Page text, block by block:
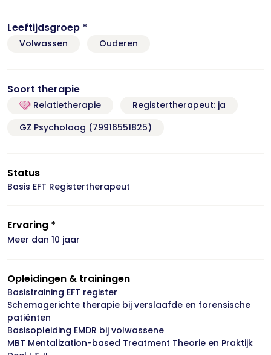
Leeftijdsgroep *
Volwassen Ouderen
Soort therapie
Relatietherapie
Registertherapeut: ja
GZ Psycholoog (79916551825)
Status
Basis EFT Registertherapeut
Ervaring *
Meer dan 10 jaar
Opleidingen & trainingen
Basistraining EFT register
Schemagerichte therapie bij verslaafde en forensische
patiënten
Basisopleiding EMDR bij volwassene
MBT Mentalization-based Treatment Theorie en Praktijk